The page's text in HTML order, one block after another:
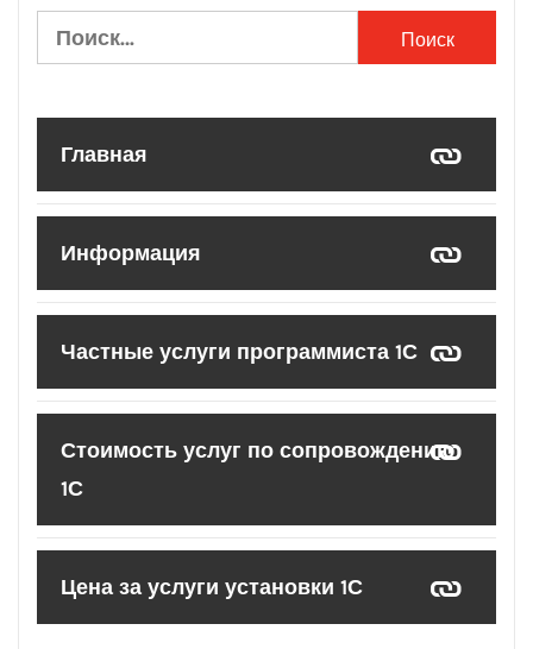
Найти:
Главная
Информация
Частные услуги программиста 1С
Стоимость услуг по сопровождению
1С
Цена за услуги установки 1С